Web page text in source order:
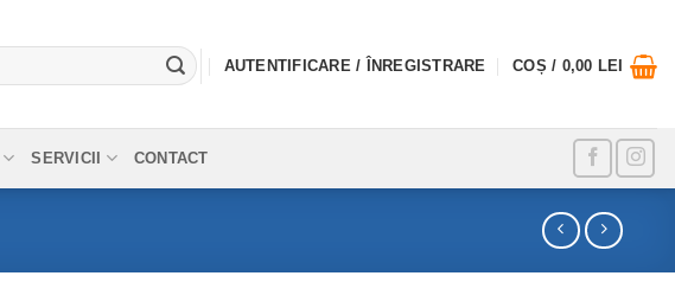
AUTENTIFICARE / ÎNREGISTRARE COȘ / 0,00 LEI
SERVICII CONTACT